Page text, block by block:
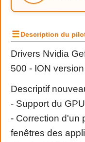
☰Description du
Drivers Nvidia
500 - ION
Descriptif
- Support du
- Correction d'un
fenêtres des